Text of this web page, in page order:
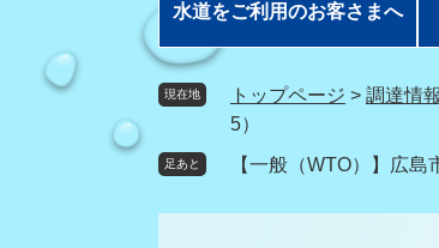
水道をご利用のお客さまへ
現在地 トップページ > 調達情
5）
足あと 【一般（WTO）】広